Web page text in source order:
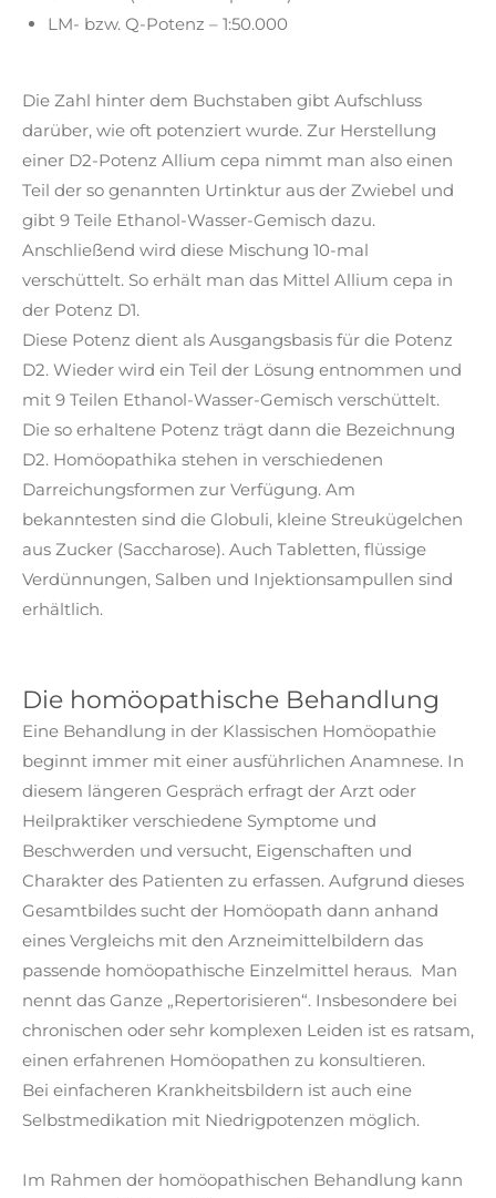
LM- bzw. Q-Potenz – 1:50.000
Die Zahl hinter dem Buchstaben gibt Aufschluss
darüber, wie oft potenziert wurde. Zur Herstellung
einer D2-Potenz Allium cepa nimmt man also einen
Teil der so genannten Urtinktur aus der Zwiebel und
gibt 9 Teile Ethanol-Wasser-Gemisch dazu.
Anschließend wird diese Mischung 10-mal
verschüttelt. So erhält man das Mittel Allium cepa in
der Potenz D1.
Diese Potenz dient als Ausgangsbasis für die Potenz
D2. Wieder wird ein Teil der Lösung entnommen und
mit 9 Teilen Ethanol-Wasser-Gemisch verschüttelt.
Die so erhaltene Potenz trägt dann die Bezeichnung
D2. Homöopathika stehen in verschiedenen
Darreichungsformen zur Verfügung. Am
bekanntesten sind die Globuli, kleine Streukügelchen
aus Zucker (Saccharose). Auch Tabletten, flüssige
Verdünnungen, Salben und Injektionsampullen sind
erhältlich.
Die homöopathische Behandlung
Eine Behandlung in der Klassischen Homöopathie
beginnt immer mit einer ausführlichen Anamnese. In
diesem längeren Gespräch erfragt der Arzt oder
Heilpraktiker verschiedene Symptome und
Beschwerden und versucht, Eigenschaften und
Charakter des Patienten zu erfassen. Aufgrund dieses
Gesamtbildes sucht der Homöopath dann anhand
eines Vergleichs mit den Arzneimittelbildern das
passende homöopathische Einzelmittel heraus. Man
nennt das Ganze „Repertorisieren“. Insbesondere bei
chronischen oder sehr komplexen Leiden ist es ratsam,
einen erfahrenen Homöopathen zu konsultieren.
Bei einfacheren Krankheitsbildern ist auch eine
Selbstmedikation mit Niedrigpotenzen möglich.
Im Rahmen der homöopathischen Behandlung kann